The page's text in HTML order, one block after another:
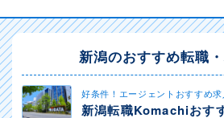
新潟のおすすめ転職
好条件！エージェントおすすめ求
新潟転職Komachiおす